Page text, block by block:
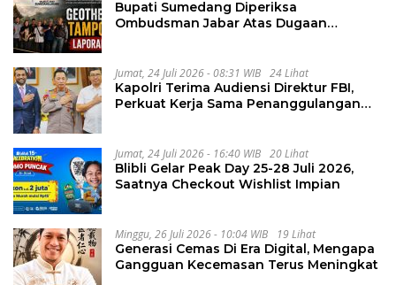
Bupati Sumedang Diperiksa
Ombudsman Jabar Atas Dugaan
Jumat, 24 Juli 2026 - 08:31 WIB 24 Lihat
Kapolri Terima Audiensi Direktur FBI,
Perkuat Kerja Sama Penanggulangan
Jumat, 24 Juli 2026 - 16:40 WIB 20 Lihat
Blibli Gelar Peak Day 25-28 Juli 2026,
Saatnya Checkout Wishlist Impian
Minggu, 26 Juli 2026 - 10:04 WIB 19 Lihat
Generasi Cemas Di Era Digital, Mengapa
Gangguan Kecemasan Terus Meningkat